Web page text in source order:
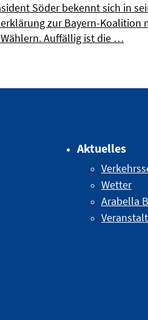
Söder bekennt sich in
zur Bayern-Koalition
Auffällig ist die …
Aktuelles
Wetter
Arabella